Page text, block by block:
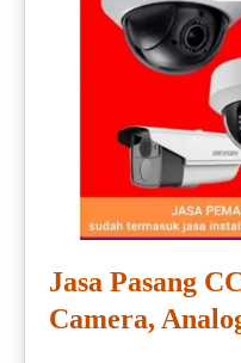
Jasa Pasang
Camera,